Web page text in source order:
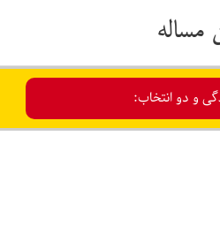
مساله
و دو انتخاب: